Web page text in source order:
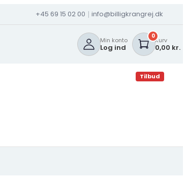
+45 69 15 02 00 | info@billigkrangrej.dk
Min konto
Log ind
0Kurv
0,00 kr.
Tilbud